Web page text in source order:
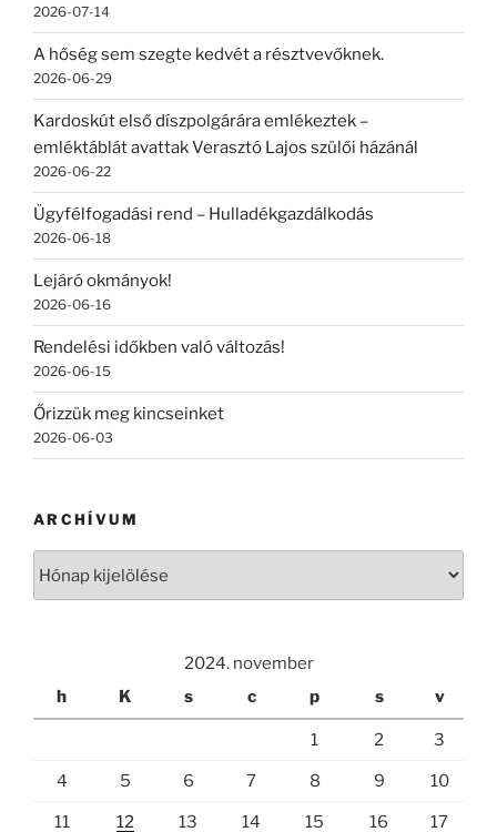
2026-07-14
A hőség sem szegte kedvét a résztvevőknek.
2026-06-29
Kardoskút első díszpolgárára emlékeztek –
emléktáblát avattak Verasztó Lajos szülői házánál
2026-06-22
Ügyfélfogadási rend – Hulladékgazdálkodás
2026-06-18
Lejáró okmányok!
2026-06-16
Rendelési időkben való változás!
2026-06-15
Őrizzük meg kincseinket
2026-06-03
ARCHÍVUM
2024. november
h
K s c p s v
1 2 3
4 5 6 7 8 9 10
11 12 13 14 15 16 17